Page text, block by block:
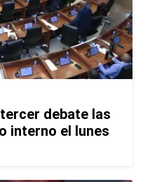
debate las
interno el lunes